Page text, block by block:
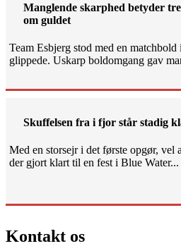
Manglende skarphed betyder
om guldet
Team Esbjerg stod med en matchbold
glippede. Uskarp boldomgang gav
Skuffelsen fra i fjor står stadig
Med en storsejr i det første opgør, vel
der gjort klart til en fest i Blue Water...
Kontakt os